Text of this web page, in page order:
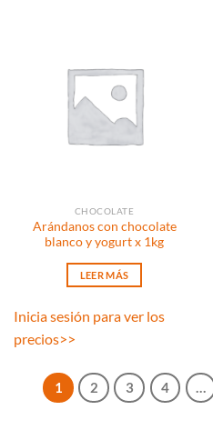
CHOCOLATE
Arándanos con chocolate
blanco y yogurt x 1kg
LEER MÁS
Inicia sesión para ver los
precios>>
1 2 3 4 …